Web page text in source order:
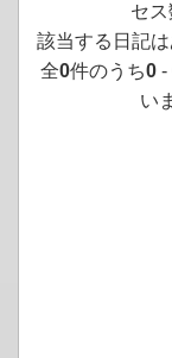
セス
該当する日記
全0件のうち0 -
い